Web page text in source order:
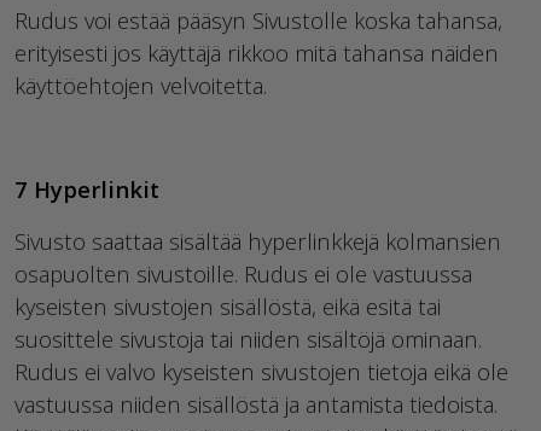
Rudus voi estää pääsyn Sivustolle koska tahansa,
erityisesti jos käyttäjä rikkoo mitä tahansa näiden
käyttöehtojen velvoitetta.
7 Hyperlinkit
Sivusto saattaa sisältää hyperlinkkejä kolmansien
osapuolten sivustoille. Rudus ei ole vastuussa
kyseisten sivustojen sisällöstä, eikä esitä tai
suosittele sivustoja tai niiden sisältöjä ominaan.
Rudus ei valvo kyseisten sivustojen tietoja eikä ole
vastuussa niiden sisällöstä ja antamista tiedoista.